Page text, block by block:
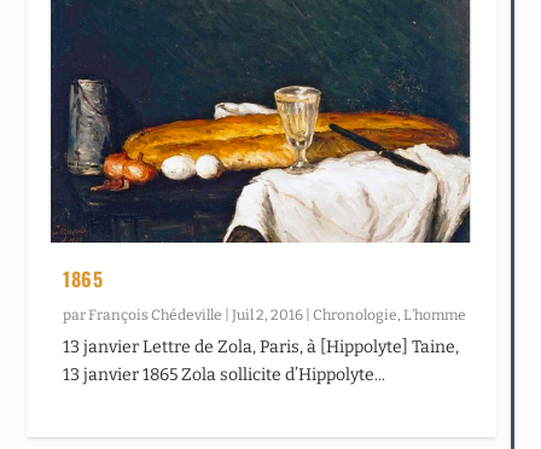
1865
par François Chédeville |Juil 2, 2016 |Chronologie L’homme
13 janvier Lettre de Zola, Paris, à [Hippolyte] Taine,
13 janvier 1865 Zola sollicite d’Hippolyte...